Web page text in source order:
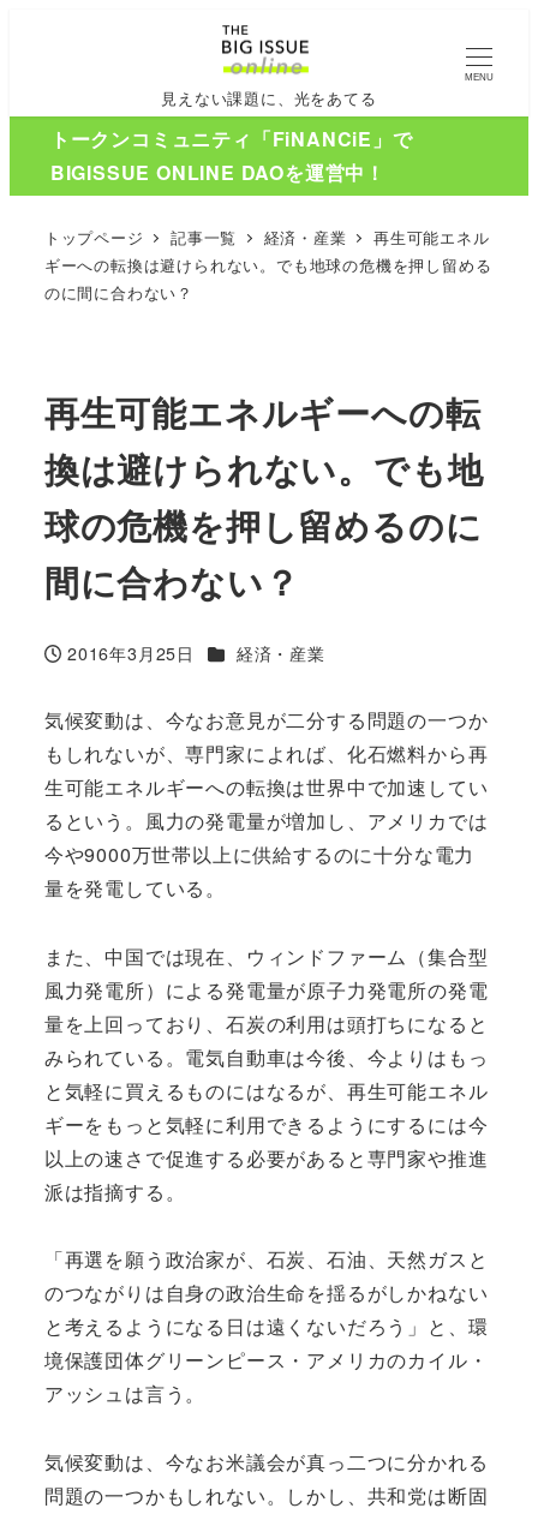
見えない課題に、光をあてる
MENU
トークンコミュニティ「FiNANCiE」で
BIGISSUE ONLINE DAOを運営中！
トップページ 記事一覧 経済・産業
再生可能エネル
ギーへの転換は避けられない。でも地球の危機を押し留める
のに間に合わない？
再生可能エネルギーへの転
換は避けられない。でも地
球の危機を押し留めるのに
間に合わない？
投稿日
2016年3月25日 カテゴリー
経済・産業
気候変動は、今なお意見が二分する問題の一つか
もしれないが、専門家によれば、化石燃料から再
生可能エネルギーへの転換は世界中で加速してい
るという。風力の発電量が増加し、アメリカでは
今や9000万世帯以上に供給するのに十分な電力
量を発電している。
また、中国では現在、ウィンドファーム（集合型
風力発電所）による発電量が原子力発電所の発電
量を上回っており、石炭の利用は頭打ちになると
みられている。電気自動車は今後、今よりはもっ
と気軽に買えるものにはなるが、再生可能エネル
ギーをもっと気軽に利用できるようにするには今
以上の速さで促進する必要があると専門家や推進
派は指摘する。
「再選を願う政治家が、石炭、石油、天然ガスと
のつながりは自身の政治生命を揺るがしかねない
と考えるようになる日は遠くないだろう」と、環
境保護団体グリーンピース・アメリカのカイル・
アッシュは言う。
気候変動は、今なお米議会が真っ二つに分かれる
問題の一つかもしれない。しかし、共和党は断固